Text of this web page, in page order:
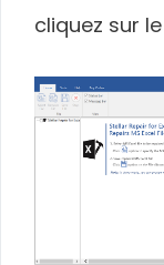
cliquez sur